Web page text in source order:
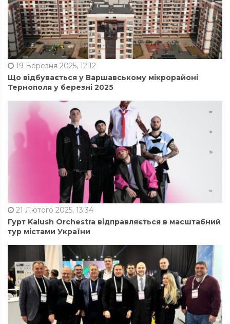
19 Березня 2025, 12:12
Що відбувається у Варшавському мікрорайоні
Тернополя у березні 2025
21 Лютого 2025, 13:34
Гурт Kalush Orchestra відправляється в масштабний
тур містами України